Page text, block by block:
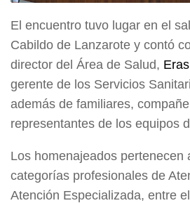
El encuentro tuvo lugar en el
Cabildo de Lanzarote y contó
director del Área de Salud,
gerente de los Servicios
además de familiares,
representantes de los equipos
Los homenajeados pertenecen
categorías profesionales de
Atención Especializada, entre